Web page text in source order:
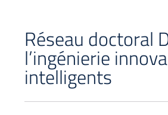
Réseau doctoral
l’ingénierie
intelligents